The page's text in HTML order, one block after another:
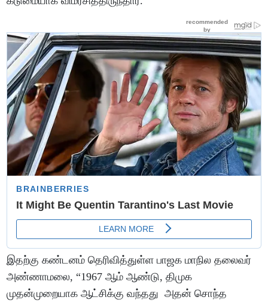
இதற்கு கண்டனம் தெரிவித்துள்ள பாஜக மாநில தலைவர்
அண்ணாமலை, “1967 ஆம் ஆண்டு, திமுக
முதன்முறையாக ஆட்சிக்கு வந்தது அதன் சொந்த